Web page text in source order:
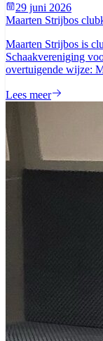
29 juni 2026
Maarten Strijbos
Maarten Strijbos is
Schaakvereniging
overtuigende wijze:
Lees meer